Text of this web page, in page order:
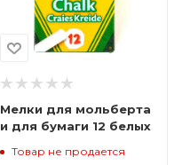
Мелки для мольберта
и для бумаги 12 белых
Товар не продается